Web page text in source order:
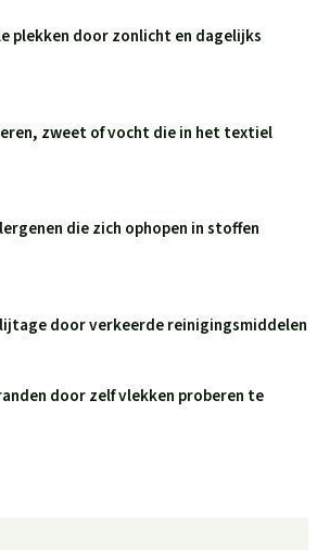
plekken door zonlicht en dagelijks
zweet of vocht die in het textiel
die zich ophopen in stoffen
door verkeerde reinigingsmiddelen
door zelf vlekken proberen te